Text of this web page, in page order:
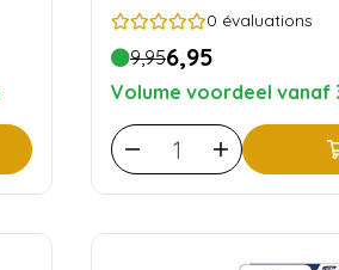
0 évaluations
9,956,95
Volume voordeel vanaf